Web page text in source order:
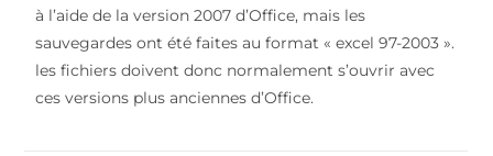
à l’aide de la version 2007 d’Office, mais les
sauvegardes ont été faites au format « excel 97-2003 ».
les fichiers doivent donc normalement s’ouvrir avec
ces versions plus anciennes d’Office.